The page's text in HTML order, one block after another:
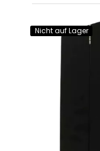
Nicht auf Lager